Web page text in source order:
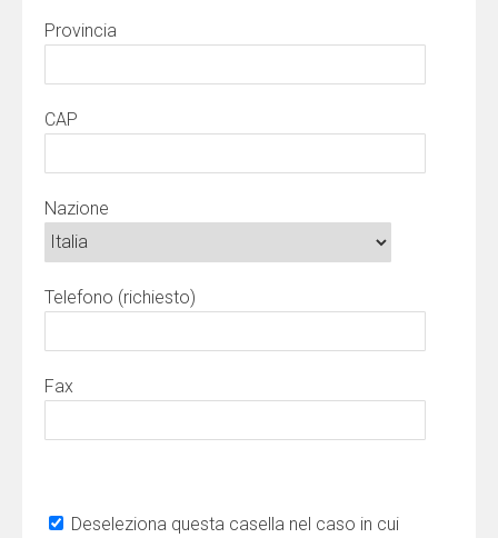
Provincia
CAP
Nazione
Telefono (richiesto)
Fax
Deseleziona questa casella nel caso in cui